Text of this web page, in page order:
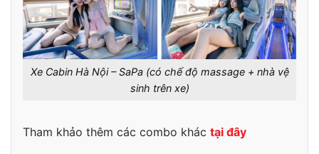
Xe Cabin Hà Nội – SaPa (có chế độ massage + nhà vệ
sinh trên xe)
Tham khảo thêm các combo khác tại đây